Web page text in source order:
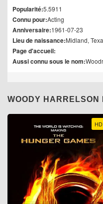
Popularité:5.5911
Connu pour:Acting
Anniversaire:1961-07-23
Lieu de naissance:Midland,
Page d'accueil:
Aussi connu sous le nom:
WOODY HARRELSON
HD